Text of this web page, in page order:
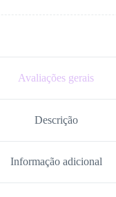
Avaliações gerais
Descrição
Informação adicional